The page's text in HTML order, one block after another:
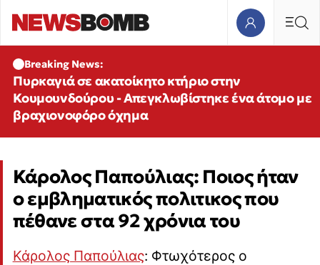
Breaking News:
Πυρκαγιά σε ακατοίκητο κτήριο στην
Κουμουνδούρου - Απεγκλωβίστηκε ένα άτομο με
βραχιονοφόρο όχημα
Κάρολος Παπούλιας: Ποιος ήταν
ο εμβληματικός πολιτικος που
πέθανε στα 92 χρόνια του
Κάρολος Παπούλιας: Φτωχότερος ο